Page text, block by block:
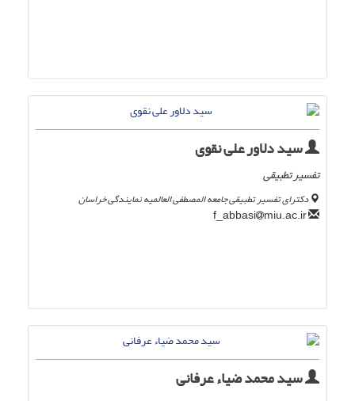
سید دلاور علی نقوی
تفسیر تطبیقی
دکترای تفسیر تطبیقی جامعه المصطفی العالمیه نمایندگی خراسان
miu.ac.ir
سید محمد ضیاء عرفانی